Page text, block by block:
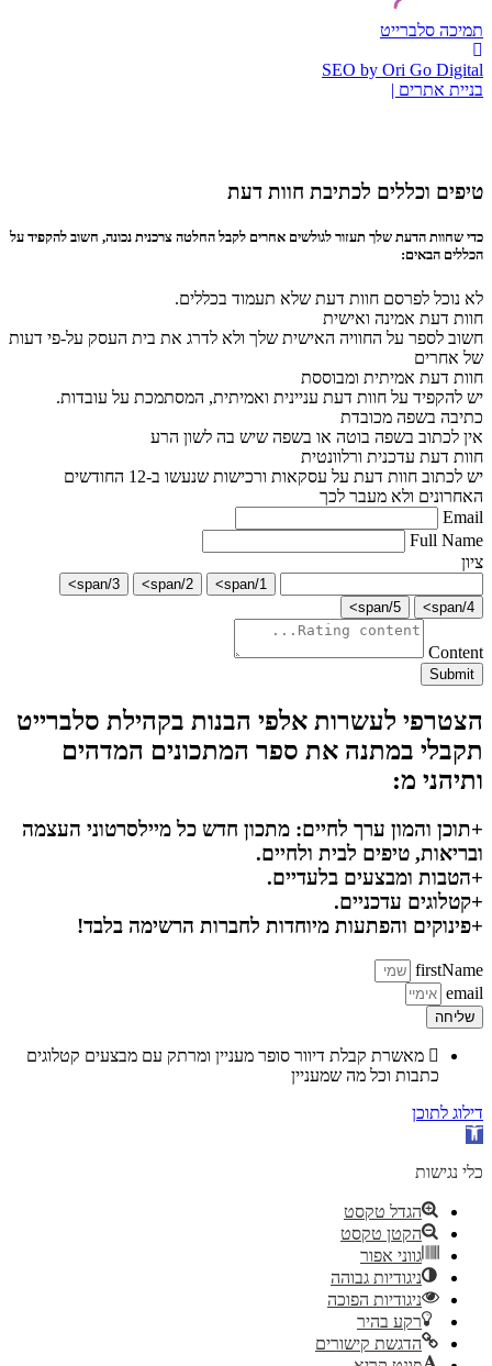
תמיכה סלברייט
SEO by Ori Go Digital
בניית אתרים |
טיפים וכללים לכתיבת חוות דעת
כדי שחוות הדעת שלך תעזור לגולשים אחרים לקבל החלטה צרכנית נכונה, חשוב להקפיד על
הכללים הבאים:
לא נוכל לפרסם חוות דעת שלא תעמוד בכללים.
חוות דעת אמינה ואישית
חשוב לספר על החוויה האישית שלך ולא לדרג את בית העסק על-פי דעות
של אחרים
חוות דעת אמיתית ומבוססת
יש להקפיד על חוות דעת עניינית ואמיתית, המסתמכת על עובדות.
כתיבה בשפה מכובדת
אין לכתוב בשפה בוטה או בשפה שיש בה לשון הרע
חוות דעת עדכנית ורלוונטית
יש לכתוב חוות דעת על עסקאות ורכישות שנעשו ב-12 החודשים
האחרונים ולא מעבר לכך
Email
Full Name
ציון
1/span>
2/span>
3/span>
4/span>
5/span>
Content
Submit
הצטרפי לעשרות אלפי הבנות בקהילת סלברייט
תקבלי במתנה את ספר המתכונים המדהים
ותיהני מ:
+תוכן והמון ערך לחיים: מתכון חדש כל מיילסרטוני העצמה
ובריאות, טיפים לבית ולחיים.
+הטבות ומבצעים בלעדיים.
+קטלוגים עדכניים.
+פינוקים והפתעות מיוחדות לחברות הרשימה בלבד!
firstName
email
שליחה
מאשרת קבלת דיוור סופר מעניין ומרתק עם מבצעים קטלוגים
כתבות וכל מה שמעניין
דילוג לתוכן
פתח סרגל נגישות
כלי נגישות
הגדל טקסט
הקטן טקסט
גווני אפור
ניגודיות גבוהה
ניגודיות הפוכה
רקע בהיר
הדגשת קישורים